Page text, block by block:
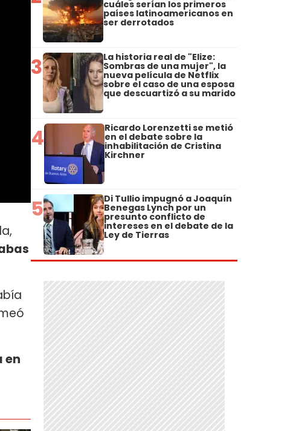
en
cuáles serían los primeros
países latinoamericanos en
ser derrotados
3 La historia real de "Elize:
Sombras de una mujer", la
nueva película de Netflix
sobre el caso de una esposa
que descuartizó a su marido
4 Ricardo Lorenzetti se metió
en el debate sobre la
inhabilitación de Cristina
Kirchner
5 Di Tullio impugnó a Joaquín
Benegas Lynch por un
presunto conflicto de
intereses en el debate de la
Ley de Tierras